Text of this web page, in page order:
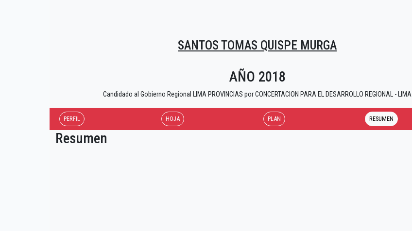
SANTOS TOMAS QUISPE MURGA
AÑO 2018
Candidado al Gobierno Regional LIMA PROVINCIAS por CONCERTACION PARA EL DESARROLLO REGIONAL - LIMA
PERFIL HOJA PLAN RESUMEN
Resumen